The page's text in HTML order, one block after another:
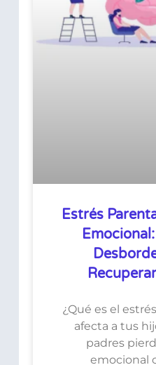
Estrés
¿Qué es el
afecta a tus
padres
emocional